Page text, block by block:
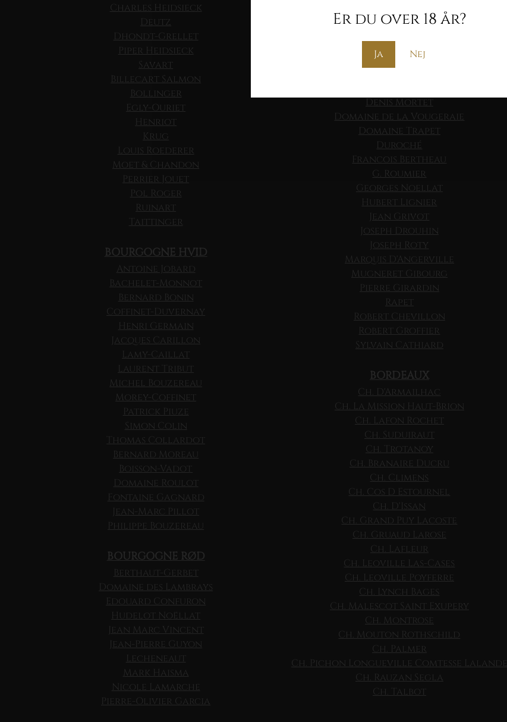
Er du over 18 år?
Ja Nej
Charles Heidsieck
Deutz
Dhondt-Grellet
Piper Heidsieck
Savart
Billecart Salmon
Bollinger
Egly-Ouriet
Henriot
Krug
Louis Roederer
Moet & Chandon
Perrier Jouet
Pol Roger
Ruinart
Taittinger
BOURGOGNE HVID
Antoine Jobard
Bachelet-Monnot
Bernard Bonin
Coffinet-Duvernay
Henri Germain
Jacques Carillon
Lamy-Caillat
Laurent Tribut
Michel Bouzereau
Morey-Coffinet
Patrick Piuze
Simon Colin
Thomas Collardot
Bernard Moreau
Boisson-Vadot
Domaine Roulot
Fontaine Gagnard
Jean-Marc Pillot
Philippe Bouzereau
BOURGOGNE RØD
Berthaut-Gerbet
Domaine des Lambrays
Edouard Confuron
Hudelot Noëllat
Jean Marc Vincent
Jean-Pierre Guyon
Lecheneaut
Mark Haisma
Nicole Lamarche
Pierre-Olivier Garcia
Arlaud
Clos de Tart
Comte de Vogue
Denis Mortet
Domaine de la Vougeraie
Domaine Trapet
Duroché
Francois Bertheau
G. Roumier
Georges Noellat
Hubert Lignier
Jean Grivot
Joseph Drouhin
Joseph Roty
Marquis D'Angerville
Mugneret Gibourg
Pierre Girardin
Rapet
Robert Chevillon
Robert Groffier
Sylvain Cathiard
BORDEAUX
Ch. D'Armailhac
Ch. La Mission Haut-Brion
Ch. Lafon Rochet
Ch. Suduiraut
Ch. Trotanoy
Ch. Branaire Ducru
Ch. Climens
Ch. Cos D Estournel
Ch. D'Issan
Ch. Grand Puy Lacoste
Ch. Gruaud Larose
Ch. Lafleur
Ch. Leoville Las-Cases
Ch. Leoville Poyferre
Ch. Lynch Bages
Ch. Malescot Saint Exupery
Ch. Montrose
Ch. Mouton Rothschild
Ch. Palmer
Ch. Pichon Longueville Comtesse Lalande
Ch. Rauzan Segla
Ch. Talbot